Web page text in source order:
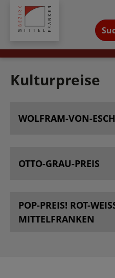
Bezirk
Mittelfranken
Kulturpreise
Kulturpreise
WOLFRAM-VON-
OTTO-GRAU-PREIS
POP-PREIS! ROT-
ITTELFRANKEN